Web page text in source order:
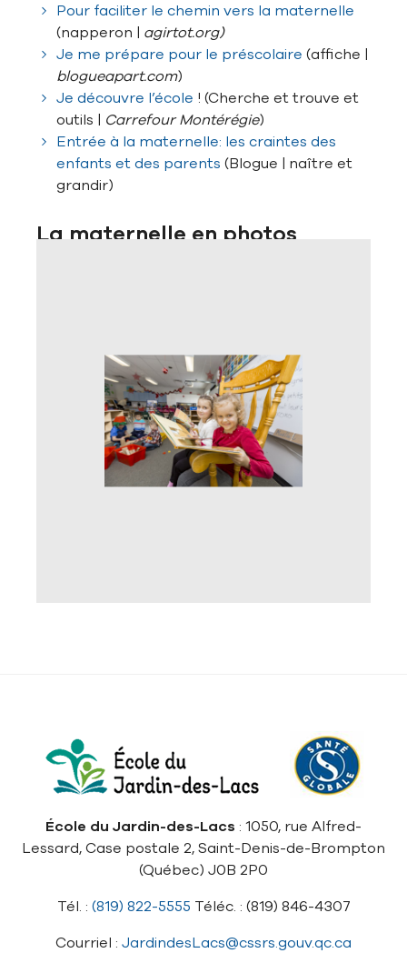
Pour faciliter le chemin vers la maternelle
(napperon | agirtot.org)
Je me prépare pour le préscolaire (affiche |
blogueapart.com)
Je découvre l’école ! (Cherche et trouve et
outils | Carrefour Montérégie)
Entrée à la maternelle: les craintes des
enfants et des parents (Blogue | naître et
grandir)
La maternelle en photos
École du Jardin-des-Lacs : 1050, rue Alfred-
Lessard, Case postale 2, Saint-Denis-de-Brompton
(Québec) J0B 2P0
Tél. : (819) 822-5555 Téléc. : (819) 846-4307
Courriel : JardindesLacs@cssrs.gouv.qc.ca